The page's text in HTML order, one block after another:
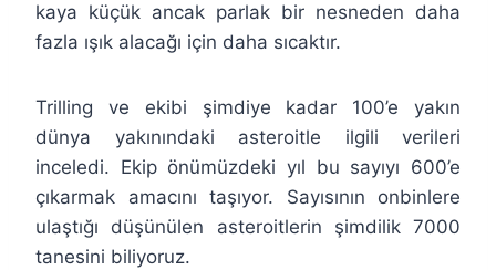
kaya küçük ancak parlak bir nesneden daha
fazla ışık alacağı için daha sıcaktır.
Trilling ve ekibi şimdiye kadar 100’e yakın
dünya yakınındaki asteroitle ilgili verileri
inceledi. Ekip önümüzdeki yıl bu sayıyı 600’e
çıkarmak amacını taşıyor. Sayısının onbinlere
ulaştığı düşünülen asteroitlerin şimdilik 7000
tanesini biliyoruz.